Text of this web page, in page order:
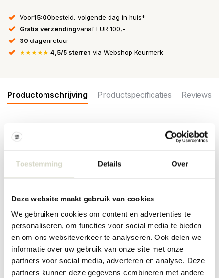
Toestemming Details Over
Deze website maakt gebruik van cookies
We gebruiken cookies om content en advertenties te
personaliseren, om functies voor social media te bieden
en om ons websiteverkeer te analyseren. Ook delen we
informatie over uw gebruik van onze site met onze
partners voor social media, adverteren en analyse. Deze
partners kunnen deze gegevens combineren met andere
Voor15:00besteld, volgende dag in huis*
Gratis verzendingvanaf EUR 100,-
30 dagenretour
★★★★★ 4,5/5 sterren via Webshop Keurmerk
Productomschrijving Productspecificaties Reviews
De Bloomingville Fleur schalen uit de Creative Collection zijn
gemaakt van aardewerk in lichtgrijze en beige tinten. Wordt
Inhoud: 200ml
Kleur: naturel
voor in de oven. Per item kunnen er verschillen zijn.
PRODUCTSPECIFICATIES